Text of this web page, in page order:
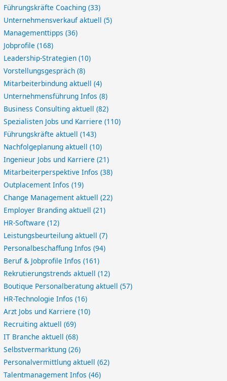
Führungskräfte Coaching(33)
Unternehmensverkauf aktuell(5)
Managementtipps(36)
Jobprofile(168)
Leadership-Strategien(10)
Vorstellungsgespräch(8)
Mitarbeiterbindung aktuell(4)
Unternehmensführung Infos(8)
Business Consulting aktuell(82)
Spezialisten Jobs und Karriere(110)
Führungskräfte aktuell(143)
Nachfolgeplanung aktuell(10)
Ingenieur Jobs und Karriere(21)
Mitarbeiterperspektive Infos(38)
Outplacement Infos(19)
Change Management aktuell(22)
Employer Branding aktuell(21)
HR-Software(12)
Leistungsbeurteilung aktuell(7)
Personalbeschaffung Infos(94)
Beruf & Jobprofile Infos(161)
Rekrutierungstrends aktuell(12)
Boutique Personalberatung aktuell(57)
HR-Technologie Infos(16)
Arzt Jobs und Karriere(10)
Recruiting aktuell(69)
IT Branche aktuell(68)
Selbstvermarktung(26)
Personalvermittlung aktuell(62)
Talentmanagement Infos(46)